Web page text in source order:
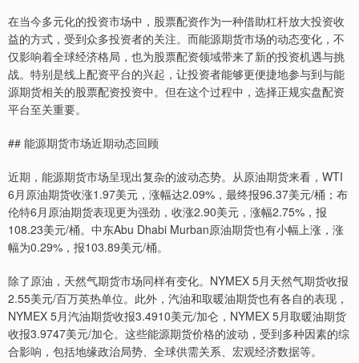
在当今多元化的投资市场中，股票配资作为一种借助杠杆放大投资收
益的方式，受到众多投资者的关注。而能源期货市场的动态变化，不
仅影响着全球经济格局，也为股票配资领域带来了新的投资机遇与挑
战。特别是线上配资平台的兴起，让投资者能够更便捷地参与到与能
源期货相关的股票配资投资中。但在这个过程中，选择正规实盘配资
平台至关重要。
## 能源期货市场近期动态回顾
近期，能源期货市场呈现出复杂的波动态势。从原油期货来看，WTI
6月原油期货收涨1.97美元，涨幅达2.09%，最终报96.37美元/桶；布
伦特6月原油期货表现更为强劲，收涨2.90美元，涨幅2.75%，报
108.23美元/桶。中东Abu Dhabi Murban原油期货也有小幅上涨，涨
幅为0.29%，报103.89美元/桶。
除了原油，天然气期货市场同样有变化。NYMEX 5月天然气期货收报
2.55美元/百万英热单位。此外，汽油和取暖油期货也有各自的表现，
NYMEX 5月汽油期货收报3.4910美元/加仑，NYMEX 5月取暖油期货
收报3.9747美元/加仑。这些能源期货价格的波动，受到多种因素的综
合影响，包括地缘政治局势、全球供需关系、宏观经济数据等。